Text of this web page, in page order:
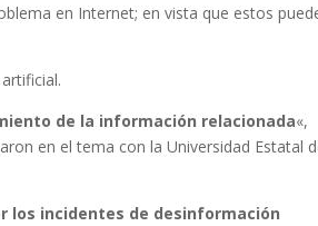
en Internet; en vista que estos
de la información relacionada«,
en el tema con la Universidad Estatal
los incidentes de desinformación